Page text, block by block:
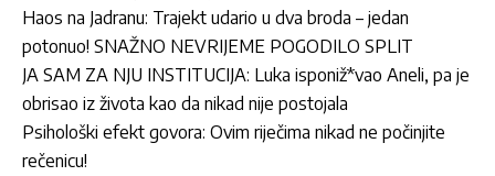
Haos na Jadranu: Trajekt udario u dva broda – jedan
potonuo! SNAŽNO NEVRIJEME POGODILO SPLIT
JA SAM ZA NJU INSTITUCIJA: Luka isponiž*vao Aneli, pa je
obrisao iz života kao da nikad nije postojala
Psihološki efekt govora: Ovim riječima nikad ne počinjite
rečenicu!